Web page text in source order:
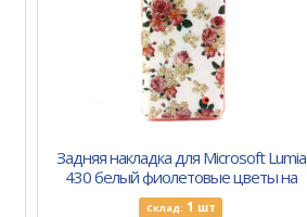
Задняя накладка для Microsoft Lumia
430 белый фиолетовые цветы на
веточках
Склад: 1 шт